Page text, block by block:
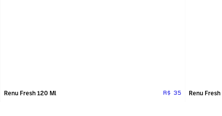
Renu Fresh 120 Ml R$ 35 Renu